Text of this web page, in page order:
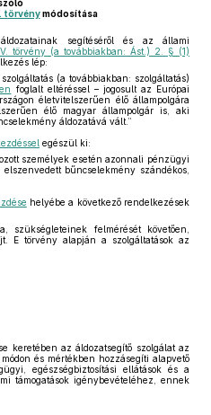
törvénymódosítása
segítéséről és az állami
törvény (a továbbiakban: Ást.) 2. § (1)
lép:
(a továbbiakban: szolgáltatás)
foglalt eltéréssel – jogosult az Európai
életvitelszerűen élő állampolgára
élő magyar állampolgár is, aki
áldozatává vált.”
egészül ki:
személyek esetén azonnali pénzügyi
bűncselekmény szándékos,
helyébe a következő rendelkezések
szükségleteinek felmérését követően,
E törvény alapján a szolgáltatások az
keretében az áldozatsegítő szolgálat az
és mértékben hozzásegíti alapvető
egészségbiztosítási ellátások és a
támogatások igénybevételéhez, ennek